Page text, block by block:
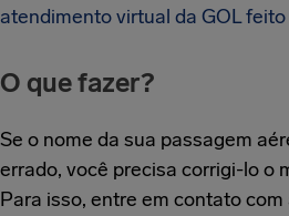
atendimento virtual da GOL
O que fazer?
Se o nome da sua passagem
errado, você precisa corrigi-lo o
Para isso, entre em contato com